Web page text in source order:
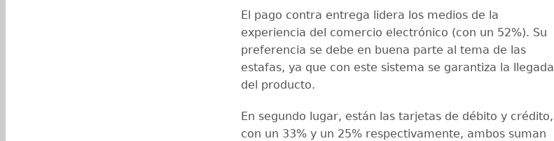
El pago contra entrega lidera los medios de la
experiencia del comercio electrónico (con un 52%). Su
preferencia se debe en buena parte al tema de las
estafas, ya que con este sistema se garantiza la llegada
del producto.
En segundo lugar, están las tarjetas de débito y crédito,
con un 33% y un 25% respectivamente, ambos suman